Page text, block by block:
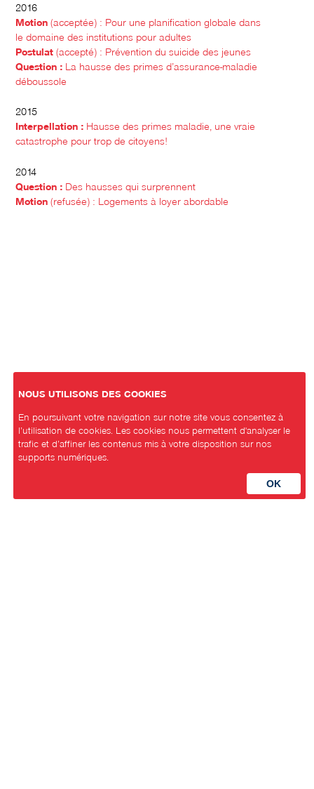
2016
Motion (acceptée) : Pour une planification globale dans
le domaine des institutions pour adultes
Postulat (accepté) : Prévention du suicide des jeunes
Question : La hausse des primes d’assurance-maladie
déboussole
2015
Interpellation : Hausse des primes maladie, une vraie
catastrophe pour trop de citoyens!
2014
Question : Des hausses qui surprennent
Motion (refusée) : Logements à loyer abordable
NOUS UTILISONS DES COOKIES
En poursuivant votre navigation sur notre site vous consentez à
l’utilisation de cookies. Les cookies nous permettent d'analyser le
trafic et d’affiner les contenus mis à votre disposition sur nos
supports numériques.